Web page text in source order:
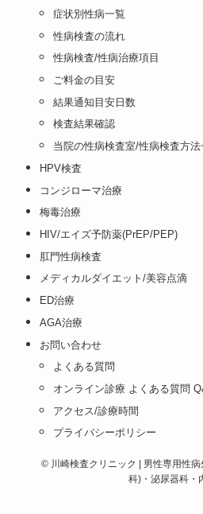
症状別性病一覧
性病検査の流れ
性病検査/性病治療項目
ご料金の目安
結果通知目安日数
検査結果確認
当院の性病検査室/性病検査方
HPV検査
コンジローマ治療
梅毒治療
HIV/エイズ予防薬(PrEP/PEP)
肛門性病検査
メディカルダイエット/美容点滴
ED治療
AGA治療
お問い合わせ
よくある質問
オンライン診療 よくある質問
アクセス/診療時間
プライバシーポリシー
©川崎検査クリニック | 男性専用性
科)・泌尿器科